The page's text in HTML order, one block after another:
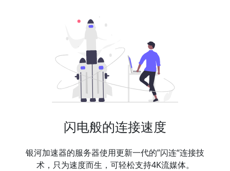
闪电般的连接速度
银河加速器的服务器使用更新一代的”闪连“连接技
术，只为速度而生，可轻松支持4K流媒体。